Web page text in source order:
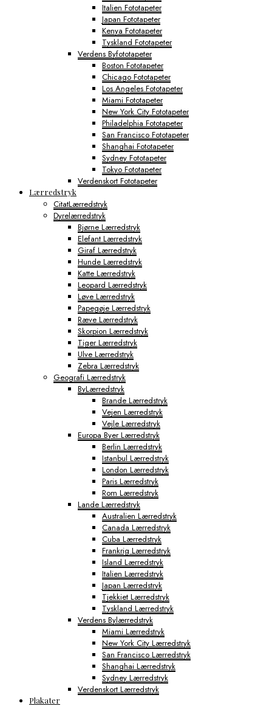
Italien Fototapeter
Japan Fototapeter
Kenya Fototapeter
Tyskland Fototapeter
Verdens Byfototapeter
Boston Fototapeter
Chicago Fototapeter
Los Angeles Fototapeter
Miami Fototapeter
New York City Fototapeter
Philadelphia Fototapeter
San Francisco Fototapeter
Shanghai Fototapeter
Sydney Fototapeter
Tokyo Fototapeter
Verdenskort Fototapeter
Lærredstryk
CitatLærredstryk
Dyrelærredstryk
Bjørne Lærredstryk
Elefant Lærredstryk
Giraf Lærredstryk
Hunde Lærredstryk
Katte Lærredstryk
Leopard Lærredstryk
Løve Lærredstryk
Papegøje Lærredstryk
Ræve Lærredstryk
Skorpion Lærredstryk
Tiger Lærredstryk
Ulve Lærredstryk
Zebra Lærredstryk
Geografi Lærredstryk
ByLærredstryk
Brande Lærredstryk
Vejen Lærredstryk
Vejle Lærredstryk
Europa Byer Lærredstryk
Berlin Lærredstryk
Istanbul Lærredstryk
London Lærredstryk
Paris Lærredstryk
Rom Lærredstryk
Lande Lærredstryk
Australien Lærredstryk
Canada Lærredstryk
Cuba Lærredstryk
Frankrig Lærredstryk
Island Lærredstryk
Italien Lærredstryk
Japan Lærredstryk
Tjekkiet Lærredstryk
Tyskland Lærredstryk
Verdens Bylærredstryk
Miami Lærredstryk
New York City Lærredstryk
San Francisco Lærredstryk
Shanghai Lærredstryk
Sydney Lærredstryk
Verdenskort Lærredstryk
Plakater